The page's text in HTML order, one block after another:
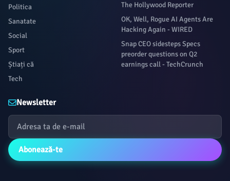
Politica
Sanatate
Social
Sport
Știați că
Tech
The Hollywood Reporter
OK, Well, Rogue AI Agents Are
Hacking Again - WIRED
Snap CEO sidesteps Specs
preorder questions on Q2
earnings call - TechCrunch
Newsletter
Abonează-te